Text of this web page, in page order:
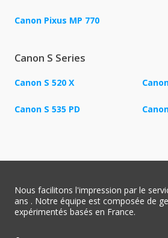
Canon Pixus MP 770
Canon S Series
Canon S 520 X
Canon S 535 PD
Nous facilitons l'impression par le
ans . Notre équipe est composée de
expérimentés basés en France.